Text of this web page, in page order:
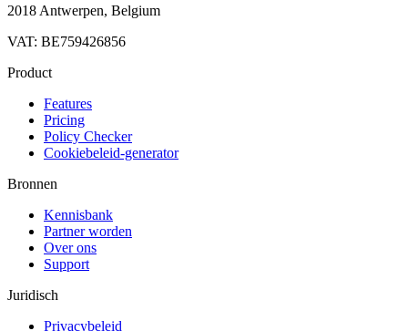
2018 Antwerpen, Belgium
VAT: BE759426856
Product
Features
Pricing
Policy Checker
Cookiebeleid-generator
Bronnen
Kennisbank
Partner worden
Over ons
Support
Juridisch
Privacybeleid